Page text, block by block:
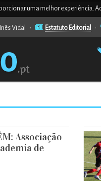
uma melhor experiência.
Vidal • Estatuto Editorial •
Associação
de